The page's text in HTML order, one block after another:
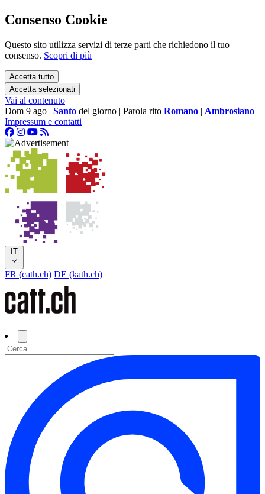
Consenso Cookie
Questo sito utilizza servizi di terze parti che richiedono il tuo
consenso. Scopri di più
Accetta tutto
Accetta selezionati
Vai al contenuto
Dom 9 ago | Santo del giorno | Parola rito Romano | Ambrosiano
Impressum e contatti |
IT
FR (cath.ch) DE (kath.ch)